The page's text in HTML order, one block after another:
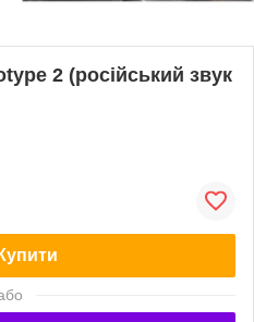
2 (російський звук
Купити